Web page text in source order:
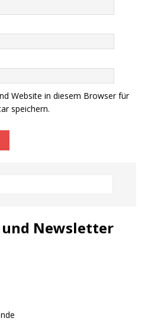
Website in diesem Browser für
speichern.
Newsletter